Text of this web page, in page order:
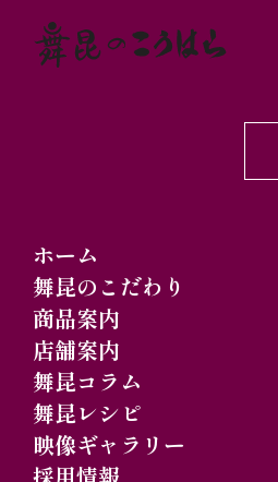
ホーム
舞昆のこだわり
商品案内
店舗案内
舞昆コラム
舞昆レシピ
映像ギャラリー
お問い合わせ